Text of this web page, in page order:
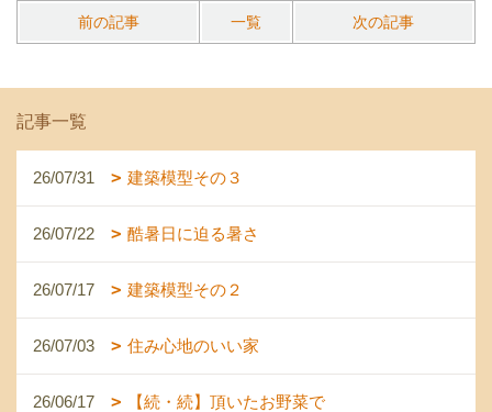
前の記事 一覧 次の記事
記事一覧
26/07/31 建築模型その３
26/07/22 酷暑日に迫る暑さ
26/07/17 建築模型その２
26/07/03 住み心地のいい家
26/06/17 【続・続】頂いたお野菜で